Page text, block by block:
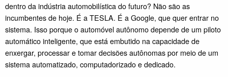
dentro da indústria automobilística do futuro? Não são as
incumbentes de hoje. É a TESLA. É a Google, que quer entrar no
sistema. Isso porque o automóvel autônomo depende de um piloto
automático inteligente, que está embutido na capacidade de
enxergar, processar e tomar decisões autônomas por meio de um
sistema automatizado, computadorizado e dedicado.